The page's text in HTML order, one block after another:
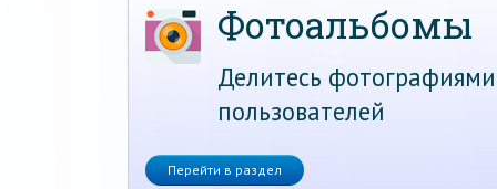
Фотоальбомы
Делитесь
пользователей
Перейти в раздел